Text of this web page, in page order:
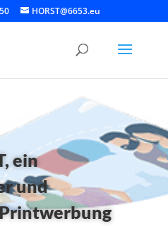
HORST@6653.eu
ein
und